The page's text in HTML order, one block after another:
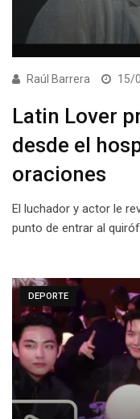
Raúl Barrera 15/
Latin Lover
desde el
oraciones
El luchador y actor le
punto de entrar al
DEPORTE